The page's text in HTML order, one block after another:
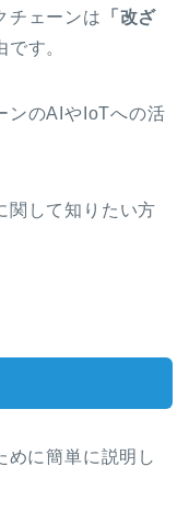
チェーンは
「改ざ
です。
ンのAIやIoTへの活
関して知りたい方
めに簡単に説明し